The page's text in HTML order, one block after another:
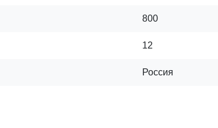
800
12
Россия